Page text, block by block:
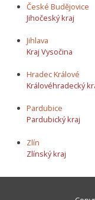
České Budějovice
Jihočeský kraj
Jihlava
Kraj Vysočina
Hradec Králové
Královéhradecký
Pardubice
Pardubický kraj
Zlín
Zlínský kraj